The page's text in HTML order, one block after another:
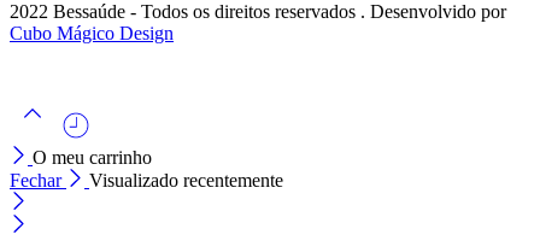
2022 Bessaúde - Todos os direitos reservados . Desenvolvido por
Cubo Mágico Design
O meu carrinho
Fechar
Visualizado recentemente